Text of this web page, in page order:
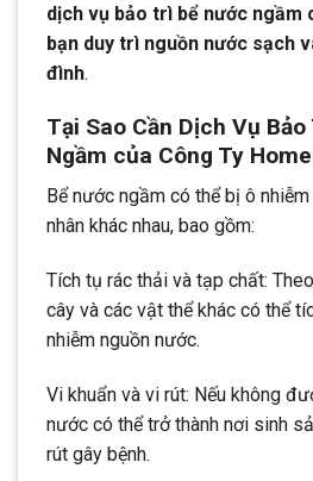
dịch vụ bảo trì bể nước ngầm
bạn duy trì nguồn nước sạch
đình.
Tại Sao Cần Dịch Vụ
Ngầm của Công Ty
Bể nước ngầm có thể bị ô
nhân khác nhau, bao gồm:
Tích tụ rác thải và tạp chất:
cây và các vật thể khác có thể
nhiễm nguồn nước.
Vi khuẩn và vi rút: Nếu không
nước có thể trở thành nơi sinh
rút gây bệnh.